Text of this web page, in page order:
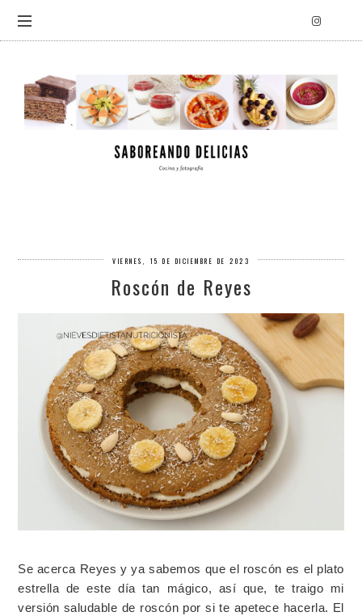
VIERNES, 15 DE DICIEMBRE DE 2023
Roscón de Reyes
Se acerca Reyes y ya sabemos que el roscón es el plato
estrella de este día tan mágico, así que, te traigo mi
versión saludable de roscón por si te apetece hacerla. El